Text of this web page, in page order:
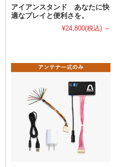
アイアンスタンド あなたに快
適なプレイと便利さを。
¥24,800(税込) ～